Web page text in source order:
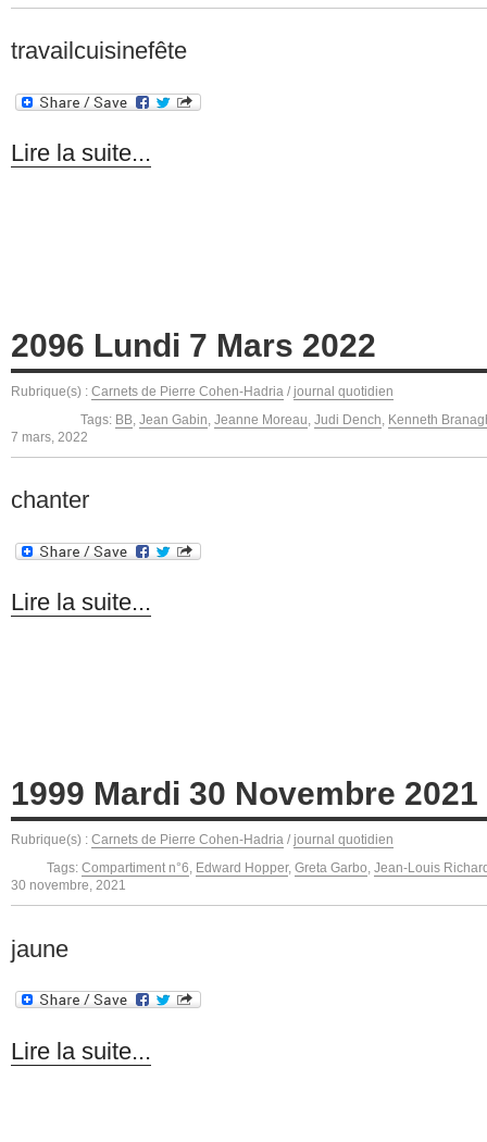
travailcuisinefête
Lire la suite...
2096 Lundi 7 Mars 2022
Rubrique(s) : Carnets de Pierre Cohen-Hadria / journal quotidien
Tags: BB Jean Gabin Jeanne Moreau Judi Dench Kenneth
7 mars, 2022
chanter
Lire la suite...
1999 Mardi 30 Novembre 2021
Rubrique(s) : Carnets de Pierre Cohen-Hadria / journal quotidien
Tags: Compartiment n°6, Edward Hopper, Greta Garbo, Jean-Louis
30 novembre, 2021
jaune
Lire la suite...